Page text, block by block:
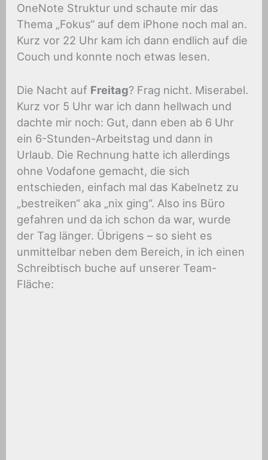
OneNote Struktur und schaute mir das
Thema „Fokus“ auf dem iPhone noch mal an.
Kurz vor 22 Uhr kam ich dann endlich auf die
Couch und konnte noch etwas lesen.
Die Nacht auf Freitag? Frag nicht. Miserabel.
Kurz vor 5 Uhr war ich dann hellwach und
dachte mir noch: Gut, dann eben ab 6 Uhr
ein 6-Stunden-Arbeitstag und dann in
Urlaub. Die Rechnung hatte ich allerdings
ohne Vodafone gemacht, die sich
entschieden, einfach mal das Kabelnetz zu
„bestreiken“ aka „nix ging“. Also ins Büro
gefahren und da ich schon da war, wurde
der Tag länger. Übrigens – so sieht es
unmittelbar neben dem Bereich, in ich einen
Schreibtisch buche auf unserer Team-
Fläche: